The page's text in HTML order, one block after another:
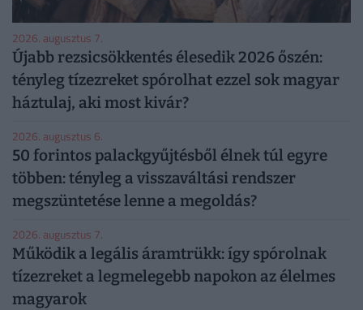
2026. augusztus 7.
Újabb rezsicsökkentés élesedik 2026 őszén:
tényleg tízezreket spórolhat ezzel sok magyar
háztulaj, aki most kivár?
2026. augusztus 6.
50 forintos palackgyűjtésből élnek túl egyre
többen: tényleg a visszaváltási rendszer
megszüntetése lenne a megoldás?
2026. augusztus 7.
Működik a legális áramtrükk: így spórolnak
tízezreket a legmelegebb napokon az élelmes
magyarok